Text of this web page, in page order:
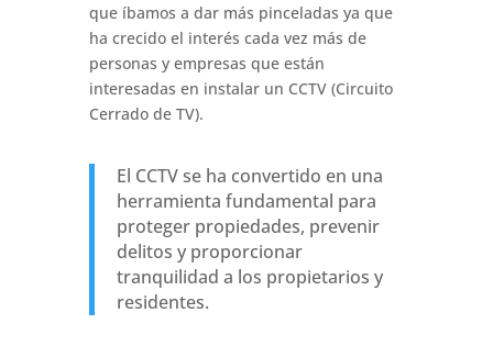
que íbamos a dar más pinceladas ya que
ha crecido el interés cada vez más de
personas y empresas que están
interesadas en instalar un CCTV (Circuito
Cerrado de TV).
El CCTV se ha convertido en una
herramienta fundamental para
proteger propiedades, prevenir
delitos y proporcionar
tranquilidad a los propietarios y
residentes.